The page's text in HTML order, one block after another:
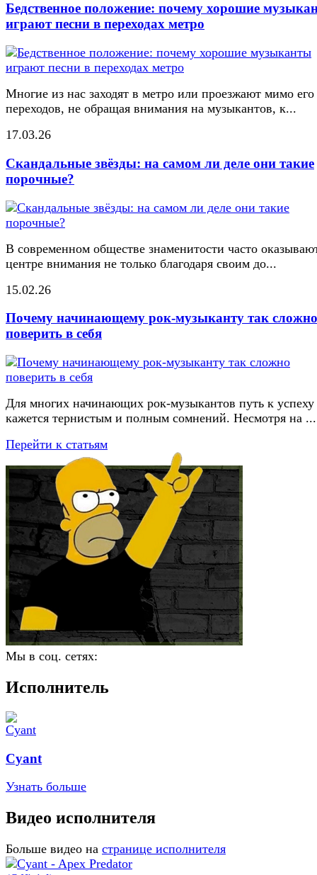
Бедственное положение: почему хорошие
играют песни в переходах метро
Многие из нас заходят в метро или проезжают мимо его
переходов, не обращая внимания на музыкантов, к...
17.03.26
Скандальные звёзды: на самом ли деле они такие
порочные?
В современном обществе знаменитости часто
центре внимания не только благодаря своим до...
15.02.26
Почему начинающему рок-музыканту так сложно
поверить в себя
Для многих начинающих рок-музыкантов путь к успеху
кажется тернистым и полным сомнений. Несмотря на ...
Перейти к статьям
Мы в соц. сетях:
Исполнитель
Cyant
Узнать больше
Видео исполнителя
Больше видео на странице исполнителя